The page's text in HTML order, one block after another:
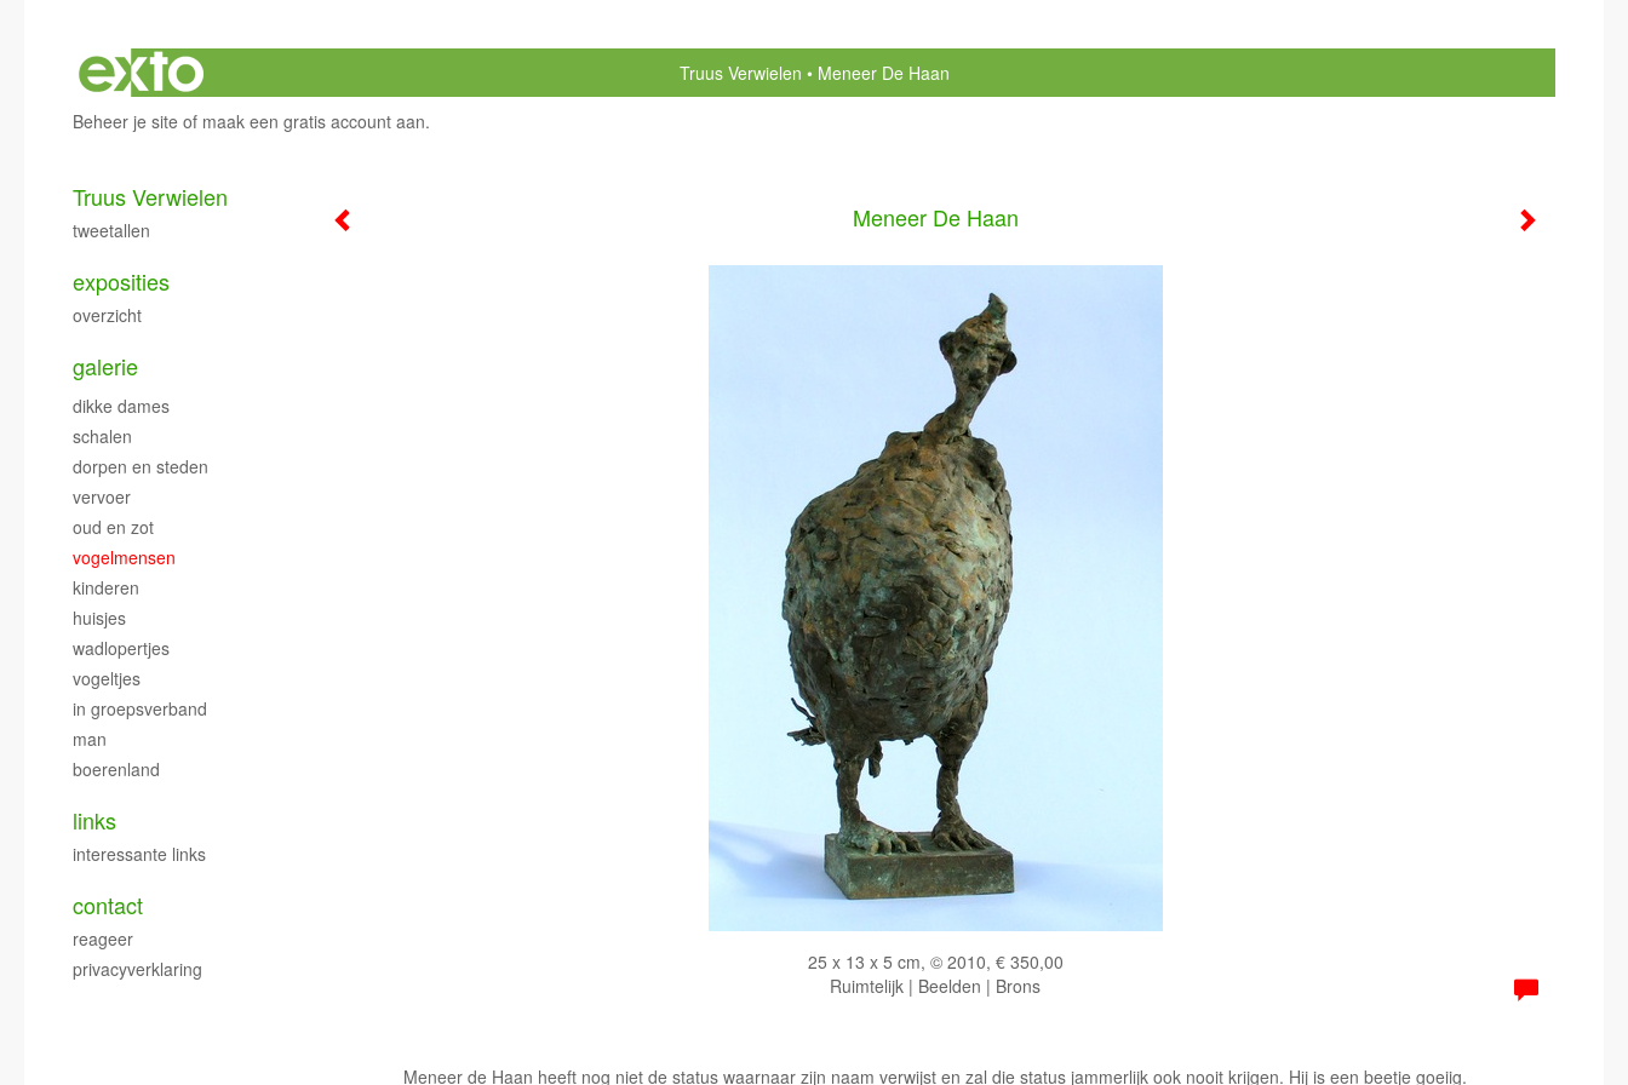
Truus Verwielen
Meneer De Haan
Beheer je site of maak een gratis account aan.
Meneer De Haan
25 x 13 x 5 cm, © 2010, € 350,00
Ruimtelijk | Beelden | Brons
Meneer de Haan heeft nog niet de status waarnaar zijn naam verwijst en zal die status jammerlijk ook nooit krijgen. Hij is een beetje goeiig.
Truus Verwielen
tweetallen
exposities
overzicht
galerie
dikke dames
schalen
dorpen en steden
vervoer
oud en zot
vogelmensen
kinderen
huisjes
wadlopertjes
vogeltjes
in groepsverband
man
boerenland
links
interessante links
contact
reageer
privacyverklaring